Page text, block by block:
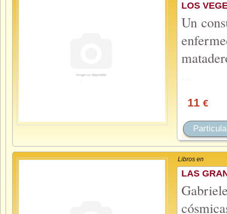
LOS
Un
11 €
Libros en
LAS